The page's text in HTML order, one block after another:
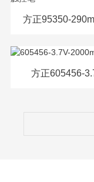
方正95350-
方正605456-